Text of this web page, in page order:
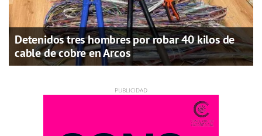
Detenidos tres hombres por robar 40 kilos de
cable de cobre en Arcos